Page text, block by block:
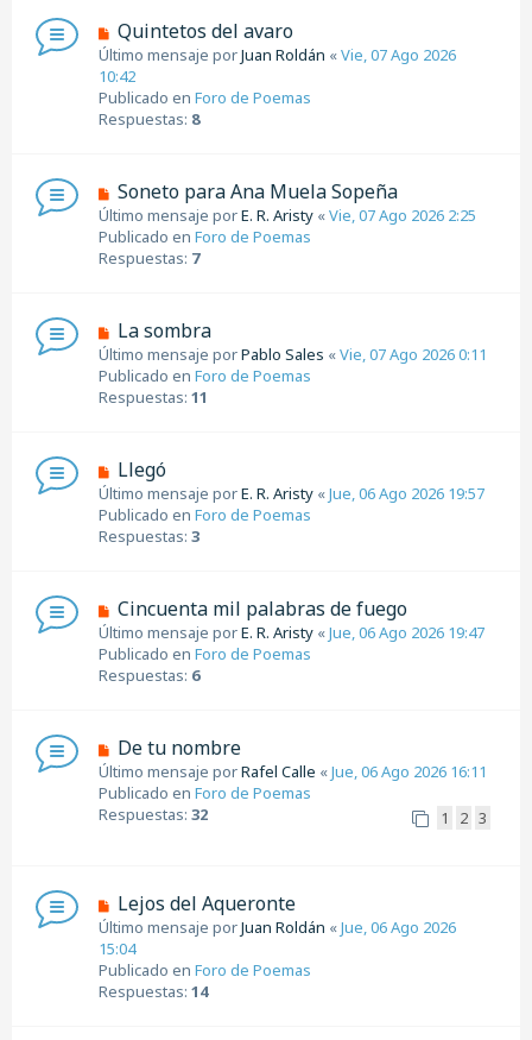
n
s
a
j
e
N
u
e
v
o
s
a
j
e
Quintetos del avaro
Último mensaje porJuan Roldán «Vie, 07 Ago 2026
10:42
Publicado en Foro de Poemas
Respuestas: 8
N
u
e
v
n
s
a
j
Soneto para Ana Muela Sopeña
Último mensaje porE. R. Aristy «Vie, 07 Ago 2026 2:25
Publicado en Foro de Poemas
Respuestas: 7
N
u
e
v
n
s
a
j
La sombra
Último mensaje porPablo Sales «Vie, 07 Ago 2026 0:11
Publicado en Foro de Poemas
Respuestas: 11
N
u
e
v
n
s
a
j
Llegó
Último mensaje porE. R. Aristy «Jue, 06 Ago 2026 19:57
Publicado en Foro de Poemas
Respuestas: 3
N
u
e
v
n
s
a
j
Cincuenta mil palabras de fuego
Último mensaje porE. R. Aristy «Jue, 06 Ago 2026 19:47
Publicado en Foro de Poemas
Respuestas: 6
N
u
e
v
n
s
a
j
e
De tu nombre
Último mensaje porRafel Calle «Jue, 06 Ago 2026 16:11
Publicado en Foro de Poemas
Respuestas: 32 1 2 3
N
u
e
v
o
Lejos del Aqueronte
Último mensaje porJuan Roldán «Jue, 06 Ago 2026
15:04
Publicado en Foro de Poemas
Respuestas: 14